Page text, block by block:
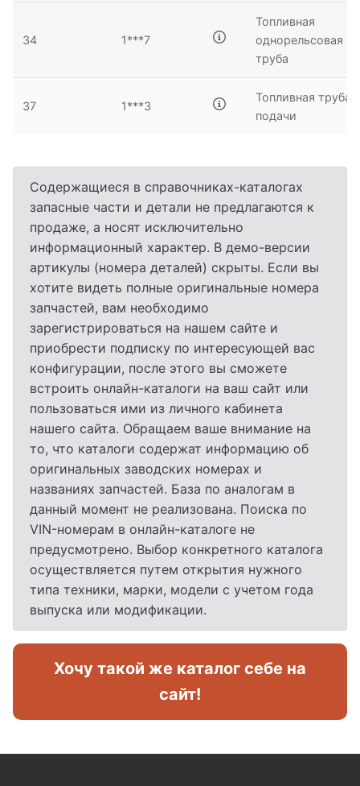
34 1***7
Топливная
однорельсовая
труба
37 1***3
Топливная труба
подачи
Содержащиеся в справочниках-каталогах
запасные части и детали не предлагаются к
продаже, а носят исключительно
информационный характер. В демо-версии
артикулы (номера деталей) скрыты. Если вы
хотите видеть полные оригинальные номера
запчастей, вам необходимо
зарегистрироваться на нашем сайте и
приобрести подписку по интересующей вас
конфигурации, после этого вы сможете
встроить онлайн-каталоги на ваш сайт или
пользоваться ими из личного кабинета
нашего сайта. Обращаем ваше внимание на
то, что каталоги содержат информацию об
оригинальных заводских номерах и
названиях запчастей. База по аналогам в
данный момент не реализована. Поиска по
VIN-номерам в онлайн-каталоге не
предусмотрено. Выбор конкретного каталога
осуществляется путем открытия нужного
типа техники, марки, модели с учетом года
выпуска или модификации.
Хочу такой же каталог себе на
сайт!